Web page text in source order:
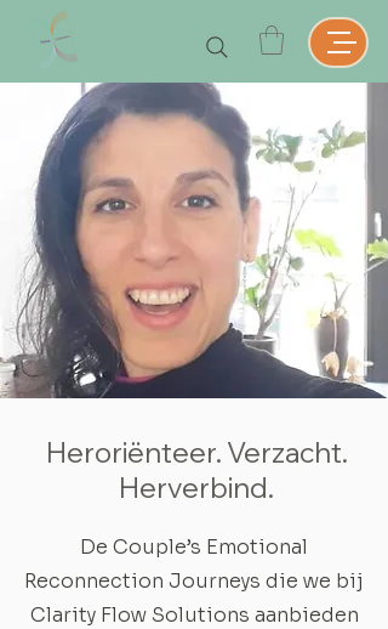
Heroriënteer. Verzacht.
Herverbind.
De Couple’s Emotional
Reconnection Journeys die we bij
Clarity Flow Solutions aanbieden